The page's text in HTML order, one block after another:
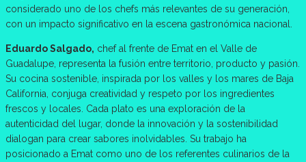
considerado uno de los chefs más relevantes de su generación,
con un impacto significativo en la escena gastronómica nacional.
Eduardo Salgado, chef al frente de Emat en el Valle de
Guadalupe, representa la fusión entre territorio, producto y pasión.
Su cocina sostenible, inspirada por los valles y los mares de Baja
California, conjuga creatividad y respeto por los ingredientes
frescos y locales. Cada plato es una exploración de la
autenticidad del lugar, donde la innovación y la sostenibilidad
dialogan para crear sabores inolvidables. Su trabajo ha
posicionado a Emat como uno de los referentes culinarios de la